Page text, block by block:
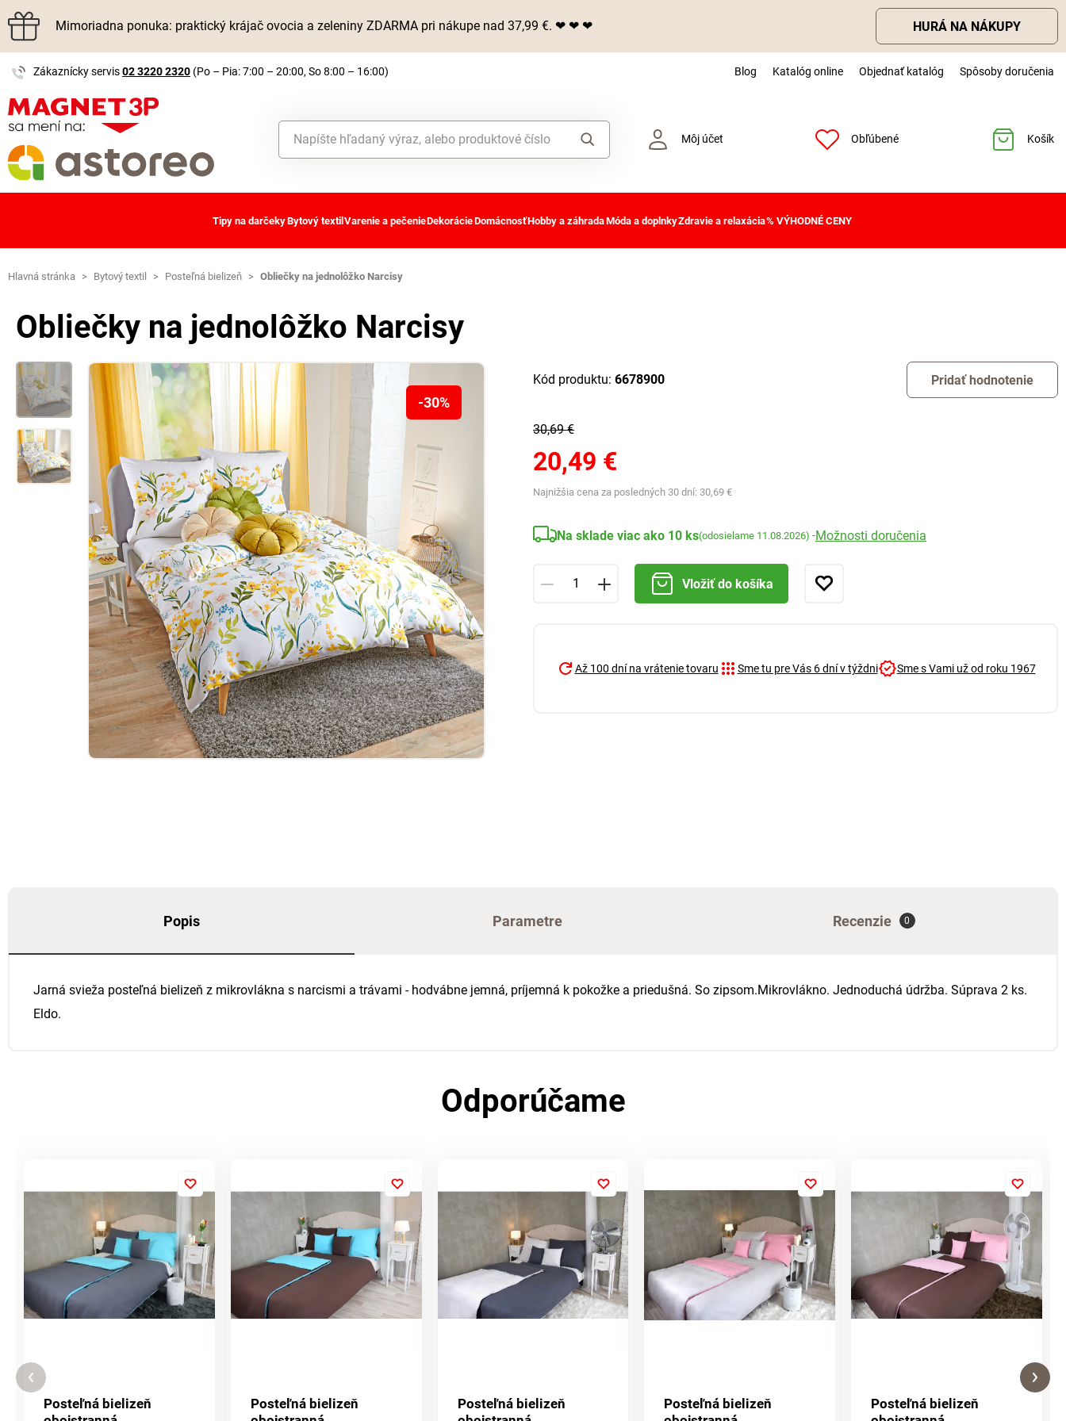
Mimoriadna ponuka: praktický krájač ovocia a zeleniny ZDARMA pri nákupe nad 37,99 €. ❤ ❤ ❤ HURÁ NA NÁKUPY
Zákaznícky servis02 3220 2320 (Po – Pia: 7:00 – 20:00, So 8:00 – 16:00) Blog Katalóg online Objednať katalóg Spôsoby doručenia
Môj účet Obľúbené Košík
Tipy na darčekyBytový textil Varenie a pečenieDekorácieDomácnosťHobby a záhradaMóda a doplnkyZdravie a relaxácia% VÝHODNÉ CENY
Hlavná stránka > Bytový textil > Posteľná bielizeň > Obliečky na jednolôžko Narcisy
Obliečky na jednolôžko Narcisy
-30%
Kód produktu: 6678900 Pridať hodnotenie
30,69 €
20,49 €
Najnižšia cena za posledných 30 dní: 30,69 €
Na sklade viac ako 10 ks(odosielame 11.08.2026) -Možnosti doručenia
Vložiť do košíka
Až 100 dní na vrátenie tovaru Sme tu pre Vás 6 dní v týždni Sme s Vami už od roku 1967
Popis Parametre Recenzie 0
Jarná svieža posteľná bielizeň z mikrovlákna s narcismi a trávami - hodvábne jemná, príjemná k pokožke a priedušná. So zipsom.Mikrovlákno. Jednoduchá údržba. Súprava 2 ks.
Eldo.
Odporúčame
Posteľná bielizeň
Posteľná bielizeň
Posteľná bielizeň
Posteľná bielizeň
Posteľná bielizeň